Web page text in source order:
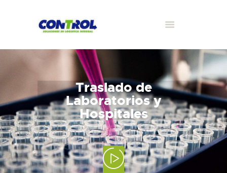
Traslado de
Laboratorios y
Hospitales